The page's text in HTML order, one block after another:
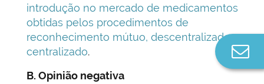
introdução no mercado de medicamentos
obtidas pelos procedimentos de
reconhecimento mútuo, descentralizado e
centralizado.
B. Opinião negativa